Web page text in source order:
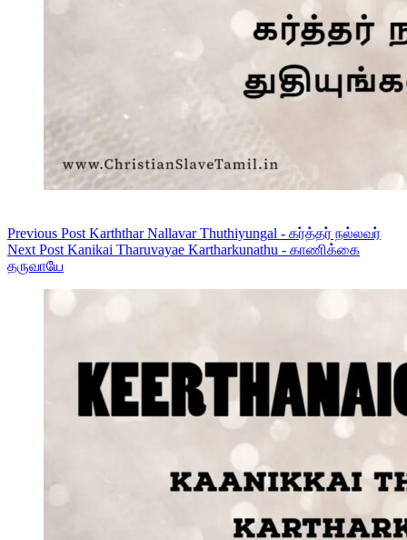
Previous Post Karththar Nallavar Thuthiyungal - கர்த்தர் நல்லவர்
Next Post Kanikai Tharuvayae Kartharkunathu - காணிக்கை
தருவாயே